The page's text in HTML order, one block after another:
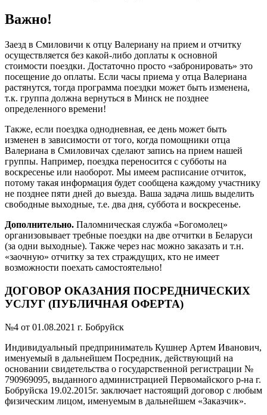
Важно!
Заезд в Смиловичи к отцу Валериану на прием и отчитку
осуществляется без какой-либо доплаты к основной
стоимости поездки. Достаточно просто «забронировать» это
посещение до оплаты. Если часы приема у отца Валериана
растянутся, тогда программа поездки может быть изменена,
т.к. группа должна вернуться в Минск не позднее
определенного времени!
Также, если поездка однодневная, ее день может быть
изменен в зависимости от того, когда помощники отца
Валериана в Смиловичах сделают запись на прием нашей
группы. Например, поездка переносится с субботы на
воскресенье или наоборот. Мы имеем расписание отчиток,
потому такая информация будет сообщена каждому участнику
не позднее пяти дней до выезда. Ваша задача лишь выделить
свободные выходные, т.е. два дня, суббота и воскресенье.
Дополнительно. Паломническая служба «Богомолец»
организовывает требные поездки на две отчитки в Беларуси
(за одни выходные). Также через нас можно заказать и т.н.
«заочную» отчитку за тех страждущих, кто не имеет
возможности поехать самостоятельно!
ДОГОВОР ОКАЗАНИЯ ПОСРЕДНИЧЕСКИХ
УСЛУГ (ПУБЛИЧНАЯ ОФЕРТА)
№4 от 01.08.2021 г. Бобруйск
Индивидуальный предприниматель Кушнер Артем Иванович,
именуемый в дальнейшем Посредник, действующий на
основании свидетельства о государственной регистрации №
790969095, выданного администрацией Первомайского р-на г.
Бобруйска 19.02.2015г. заключает настоящий договор с любым
физическим лицом, именуемым в дальнейшем «Заказчик».